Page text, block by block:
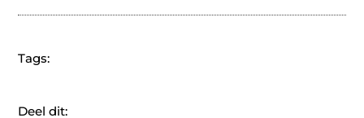
Tags:
Deel dit: